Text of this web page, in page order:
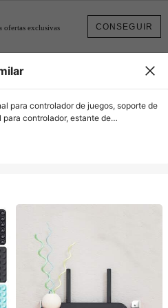
CONSEGUIR
ofertas exclusivas
para controlador de juegos, soporte de
controlador, estante de
para periféricos